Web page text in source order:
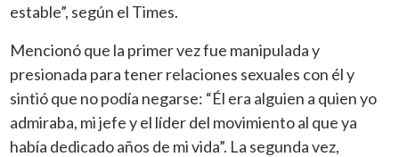
estable”, según el Times.
Mencionó que la primer vez fue manipulada y
presionada para tener relaciones sexuales con él y
sintió que no podía negarse: “Él era alguien a quien yo
admiraba, mi jefe y el líder del movimiento al que ya
había dedicado años de mi vida”. La segunda vez,